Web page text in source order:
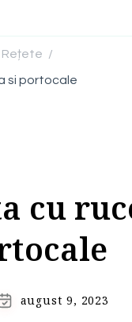
Rețete /
si portocale
cu
august 9, 2023